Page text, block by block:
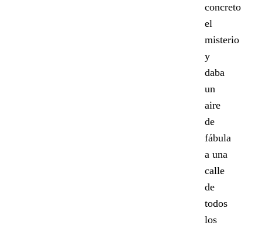
concreto
el
misterio
y
daba
un
aire
de
fábula
a una
calle
de
todos
los